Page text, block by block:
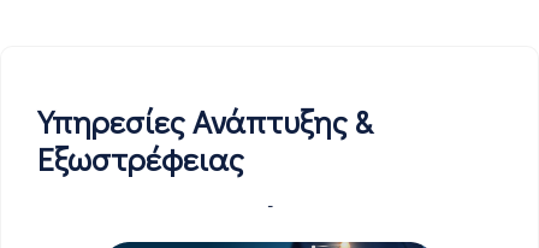
Υπηρεσίες Ανάπτυξης &
Εξωστρέφειας
-